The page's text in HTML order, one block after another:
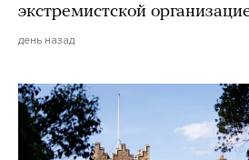
экстремистской
день назад